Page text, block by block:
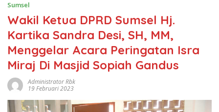
Sumsel
Wakil Ketua DPRD Sumsel Hj.
Kartika Sandra Desi, SH, MM,
Menggelar Acara Peringatan Isra
Miraj Di Masjid Sopiah Gandus
Administrator Rbk
19 Februari 2023